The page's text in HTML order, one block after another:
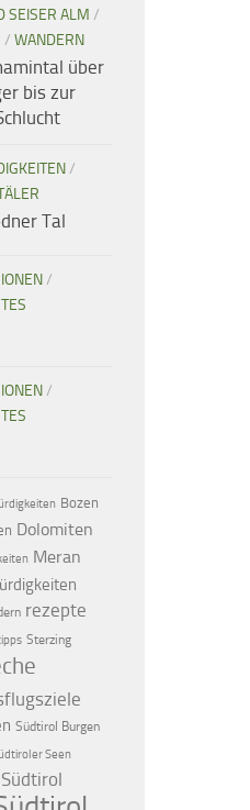
SEISER ALM /
/ WANDERN
über
bis zur
/
Tal
/
/
Bozen
Dolomiten
Meran
rezepte
Sterzing
Südtirol Burgen
Seen
Südtirol